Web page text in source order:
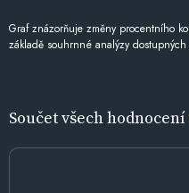
Graf znázorňuje změny procentního
základě souhrnné analýzy
Součet všech hodnocení